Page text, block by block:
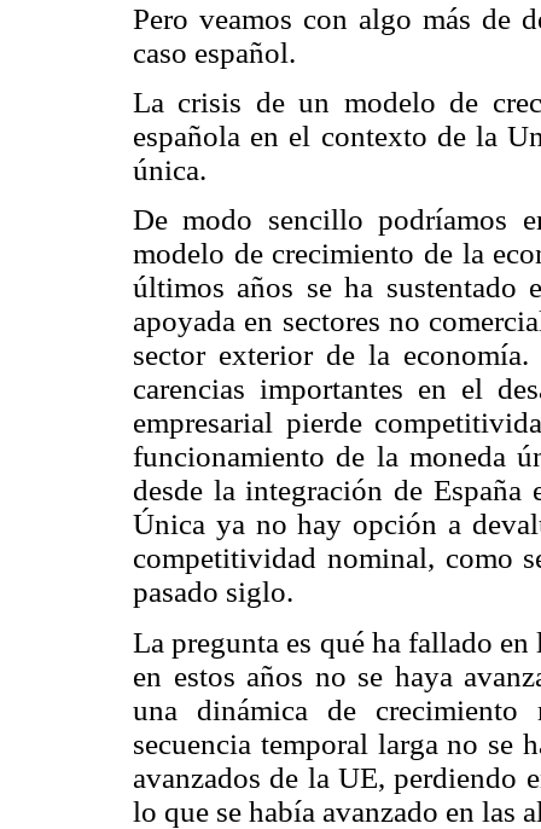
Pero veamos con algo más de
caso español.
La crisis de un modelo de
española en el contexto de la
única.
De modo sencillo podríamos
modelo de crecimiento de la
últimos años se ha sustentado
apoyada en sectores no
sector exterior de la
carencias importantes en el
empresarial pierde
funcionamiento de la moneda
desde la integración de
Única ya no hay opción a
competitividad nominal, como
pasado siglo.
La pregunta es qué ha fallado
en estos años no se haya
una dinámica de
secuencia temporal larga no se
avanzados de la UE, perdiendo
lo que se había avanzado en las